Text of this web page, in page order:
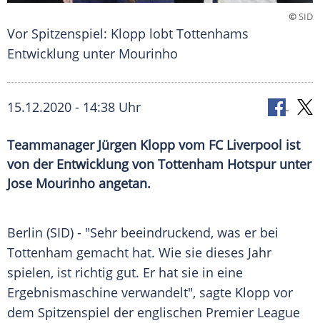
©SID
Vor Spitzenspiel: Klopp lobt Tottenhams
Entwicklung unter Mourinho
15.12.2020 - 14:38 Uhr
Teammanager Jürgen Klopp vom FC Liverpool ist
von der Entwicklung von Tottenham Hotspur unter
Jose Mourinho angetan.
Berlin (SID) - "Sehr beeindruckend, was er bei
Tottenham gemacht hat. Wie sie dieses Jahr
spielen, ist richtig gut. Er hat sie in eine
Ergebnismaschine verwandelt", sagte Klopp vor
dem Spitzenspiel der englischen Premier League